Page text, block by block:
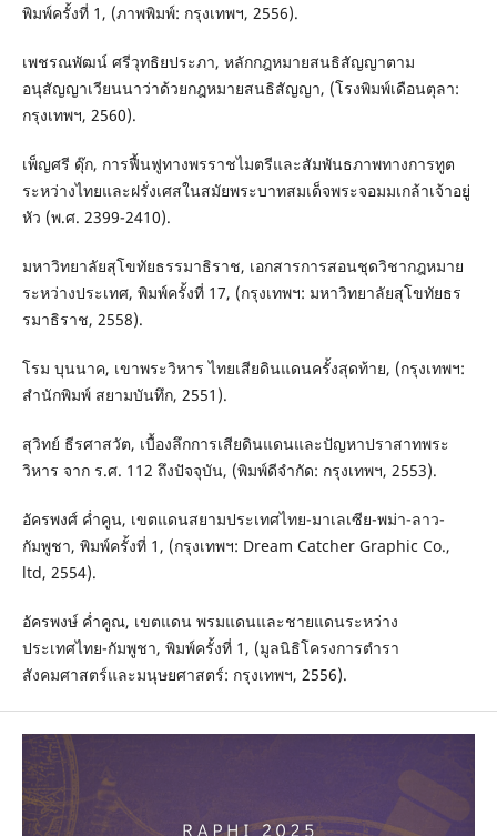
พิมพ์ครั้งที่ 1, (ภาพพิมพ์: กรุงเทพฯ, 2556).
เพชรณพัฒน์ ศรีวุทธิยประภา, หลักกฎหมายสนธิสัญญาตาม
อนุสัญญาเวียนนาว่าด้วยกฎหมายสนธิสัญญา, (โรงพิมพ์เดือนตุลา:
กรุงเทพฯ, 2560).
เพ็ญศรี ดุ๊ก, การฟื้นฟูทางพรราชไมตรีและสัมพันธภาพทางการทูต
ระหว่างไทยและฝรั่งเศสในสมัยพระบาทสมเด็จพระจอมมเกล้าเจ้าอยู่
หัว (พ.ศ. 2399-2410).
มหาวิทยาลัยสุโขทัยธรรมาธิราช, เอกสารการสอนชุดวิชากฎหมาย
ระหว่างประเทศ, พิมพ์ครั้งที่ 17, (กรุงเทพฯ: มหาวิทยาลัยสุโขทัยธร
รมาธิราช, 2558).
โรม บุนนาค, เขาพระวิหาร ไทยเสียดินแดนครั้งสุดท้าย, (กรุงเทพฯ:
สำนักพิมพ์ สยามบันทึก, 2551).
สุวิทย์ ธีรศาสวัต, เบื้องลึกการเสียดินแดนและปัญหาปราสาทพระ
วิหาร จาก ร.ศ. 112 ถึงปัจจุบัน, (พิมพ์ดีจำกัด: กรุงเทพฯ, 2553).
อัครพงศ์ ค่ำคูน, เขตแดนสยามประเทศไทย-มาเลเซีย-พม่า-ลาว-
กัมพูชา, พิมพ์ครั้งที่ 1, (กรุงเทพฯ: Dream Catcher Graphic Co.,
ltd, 2554).
อัครพงษ์ ค่ำคูณ, เขตแดน พรมแดนและชายแดนระหว่าง
ประเทศไทย-กัมพูชา, พิมพ์ครั้งที่ 1, (มูลนิธิโครงการตำรา
สังคมศาสตร์และมนุษยศาสตร์: กรุงเทพฯ, 2556).